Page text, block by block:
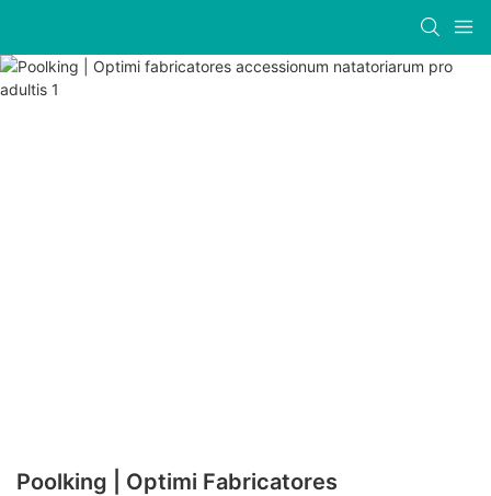
Poolking | Optimi Fabricatores